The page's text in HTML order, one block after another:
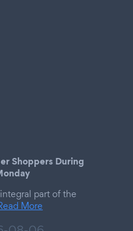
Shoppers During
part of the
More